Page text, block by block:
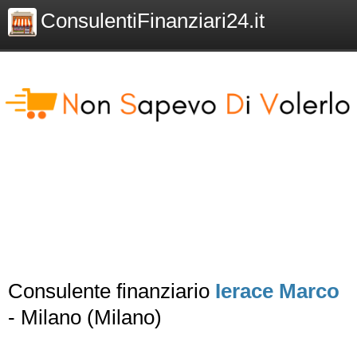
ConsulentiFinanziari24.it
Consulente finanziario Ierace Marco
- Milano (Milano)